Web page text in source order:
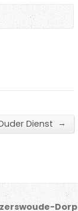
Dienst →
Dorp